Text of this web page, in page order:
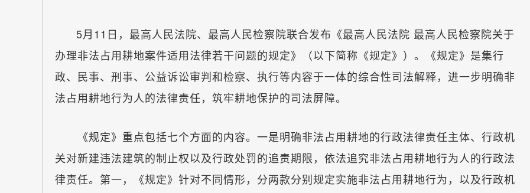
5月11日，最高人民法院、最高人民检察院联合发布《最高人民法院 最高人民检察院关于
办理非法占用耕地案件适用法律若干问题的规定》（以下简称《规定》）。《规定》是集行
政、民事、刑事、公益诉讼审判和检察、执行等内容于一体的综合性司法解释，进一步明确非
法占用耕地行为人的法律责任，筑牢耕地保护的司法屏障。
《规定》重点包括七个方面的内容。一是明确非法占用耕地的行政法律责任主体、行政机
关对新建违法建筑的制止权以及行政处罚的追责期限，依法追究非法占用耕地行为人的行政法
律责任。第一，《规定》针对不同情形，分两款分别规定实施非法占用耕地行为，以及行政机